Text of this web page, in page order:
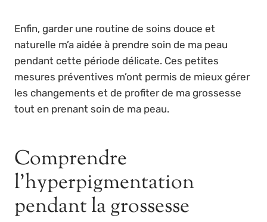
Enfin, garder une routine de soins douce et
naturelle m’a aidée à prendre soin de ma peau
pendant cette période délicate. Ces petites
mesures préventives m’ont permis de mieux gérer
les changements et de profiter de ma grossesse
tout en prenant soin de ma peau.
Comprendre
l’hyperpigmentation
pendant la grossesse